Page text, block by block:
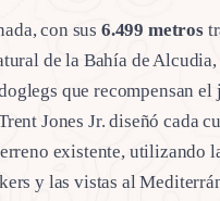
con sus 6.499 metros
de la Bahía de
que recompensan el
Jones Jr. diseñó cada
existente, utilizando
y las vistas al